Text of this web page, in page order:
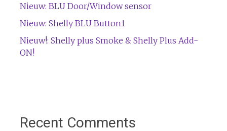
Nieuw: BLU Door/Window sensor
Nieuw: Shelly BLU Button1
Nieuw!: Shelly plus Smoke & Shelly Plus Add-
ON!
Recent Comments